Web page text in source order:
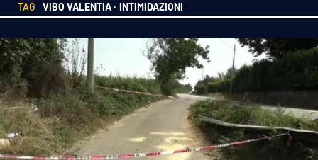
Cultura
Podcast
Meteo
Editoriali
TAG VIBO VALENTIA · INTIMIDAZIONI